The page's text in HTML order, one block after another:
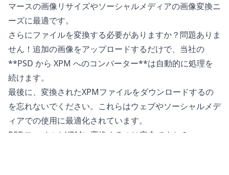
マースの画像リサイズやソーシャルメディアの画像変換ニ
ーズに最適です。
さらにファイルを変換する必要がありますか？問題ありま
せん！追加の画像をアップロードするだけで、当社の
**PSD から XPM へのコンバーター**は自動的に処理を
続けます。
最後に、変換されたXPMファイルをダウンロードするの
を忘れないでください。これらはウェブやソーシャルメデ
ィアでの使用に最適化されています。
PSDファイルをXPMに変換するのは安全ですか？